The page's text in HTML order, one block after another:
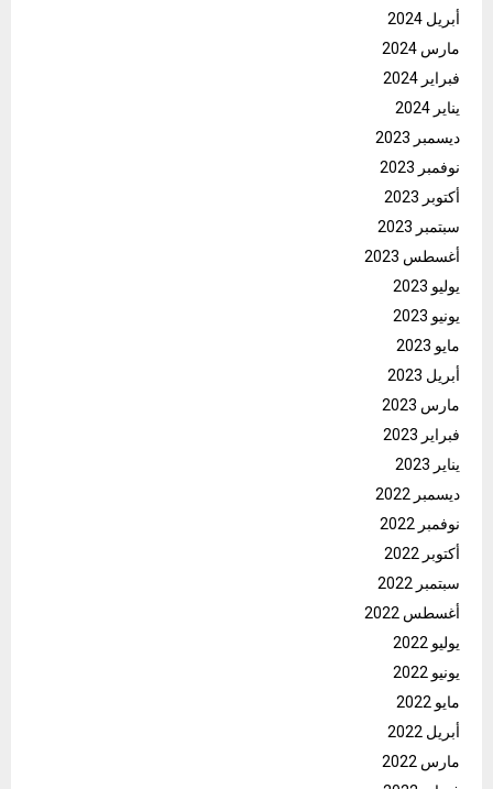
أبريل 2024
مارس 2024
فبراير 2024
يناير 2024
ديسمبر 2023
نوفمبر 2023
أكتوبر 2023
سبتمبر 2023
أغسطس 2023
يوليو 2023
يونيو 2023
مايو 2023
أبريل 2023
مارس 2023
فبراير 2023
يناير 2023
ديسمبر 2022
نوفمبر 2022
أكتوبر 2022
سبتمبر 2022
أغسطس 2022
يوليو 2022
يونيو 2022
مايو 2022
أبريل 2022
مارس 2022